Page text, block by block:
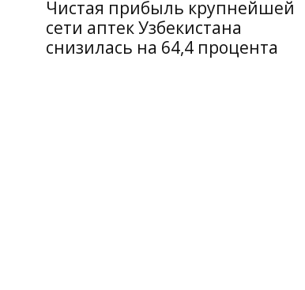
Чистая прибыль крупнейшей
сети аптек Узбекистана
снизилась на 64,4 процента